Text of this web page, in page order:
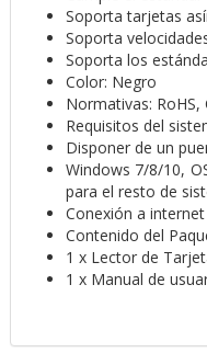
Soporta tarjetas
Soporta
Soporta los
Color: Negro
Normativas: RoHS,
Requisitos del
Disponer de un
Windows 7/8/10,
para el resto de
Conexión a internet
Contenido del
1 x Lector de
1 x Manual de